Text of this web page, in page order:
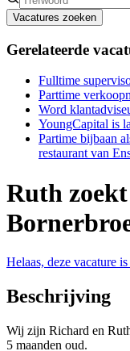
Vacatures zoeken
Gerelateerde
Fulltime
Parttime
Word
YoungCapital is
Partime bijbaan
restaurant van
Ruth
Helaas, deze vacature
Beschrijving
Wij zijn Richard en
5 maanden oud.